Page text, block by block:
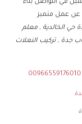
في التواصل بناء
عن عمل متميز
حي الخالدية , معلم
جدة , تركيب النعلات
00966559176010